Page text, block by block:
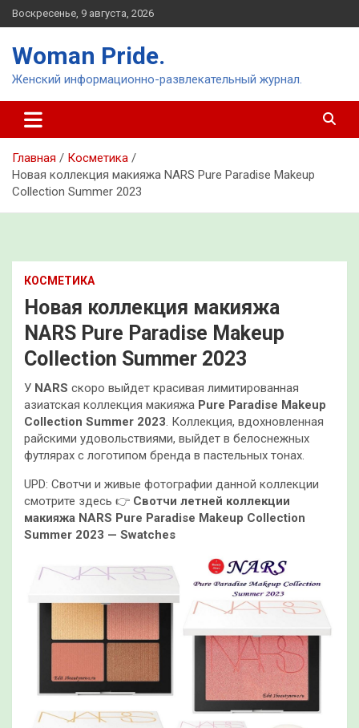
Перейти
к
Воскресенье, 9 августа, 2026
Woman Pride.
Женский информационно-развлекательный журнал.
Главная
Косметика
Новая коллекция макияжа NARS Pure Paradise Makeup
Collection Summer 2023
КОСМЕТИКА
Новая коллекция макияжа
NARS Pure Paradise Makeup
Collection Summer 2023
У NARS скоро выйдет красивая лимитированная
азиатская коллекция макияжа Pure Paradise Makeup
Collection Summer 2023. Коллекция, вдохновленная
райскими удовольствиями, выйдет в белоснежных
футлярах с логотипом бренда в пастельных тонах.
UPD: Свотчи и живые фотографии данной коллекции
смотрите здесь 👉 Свотчи летней коллекции
макияжа NARS Pure Paradise Makeup Collection
Summer 2023 — Swatches